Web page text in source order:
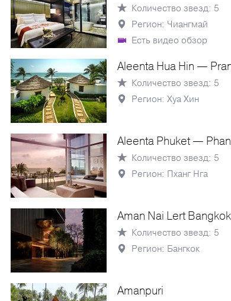
Количество звезд: 5
Регион: Чиангмай
Есть видео обзор
Aleenta Hua Hin —
Количество звезд: 5
Регион: Хуа Хин
Aleenta Phuket —
Количество звезд: 5
Регион: Пханг Нга
Aman Nai Lert Bangkok
Количество звезд: 5
Регион: Бангкок
Amanpuri